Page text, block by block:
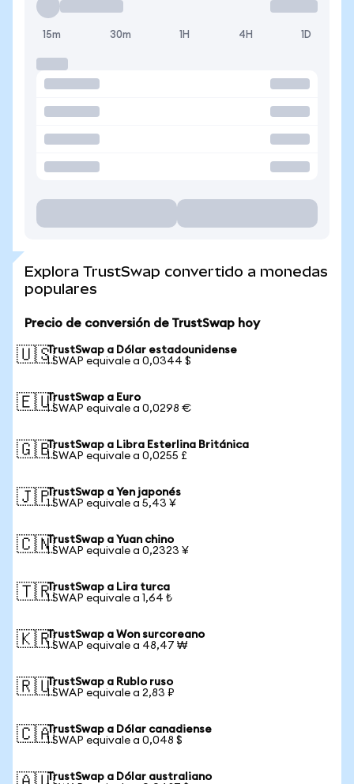
15m 30m 1H 4H 1D
Explora TrustSwap convertido a monedas
populares
Precio de conversión de TrustSwap hoy
🇺🇸TrustSwap a Dólar estadounidense
1 SWAP equivale a 0,0344 $
🇪🇺TrustSwap a Euro
1 SWAP equivale a 0,0298 €
🇬🇧TrustSwap a Libra Esterlina Británica
1 SWAP equivale a 0,0255 £
🇯🇵TrustSwap a Yen japonés
1 SWAP equivale a 5,43 ¥
🇨🇳TrustSwap a Yuan chino
1 SWAP equivale a 0,2323 ¥
🇹🇷TrustSwap a Lira turca
1 SWAP equivale a 1,64 ₺
🇰🇷TrustSwap a Won surcoreano
1 SWAP equivale a 48,47 ₩
🇷🇺TrustSwap a Rublo ruso
1 SWAP equivale a 2,83 ₽
🇨🇦TrustSwap a Dólar canadiense
1 SWAP equivale a 0,048 $
TrustSwap a Dólar australiano